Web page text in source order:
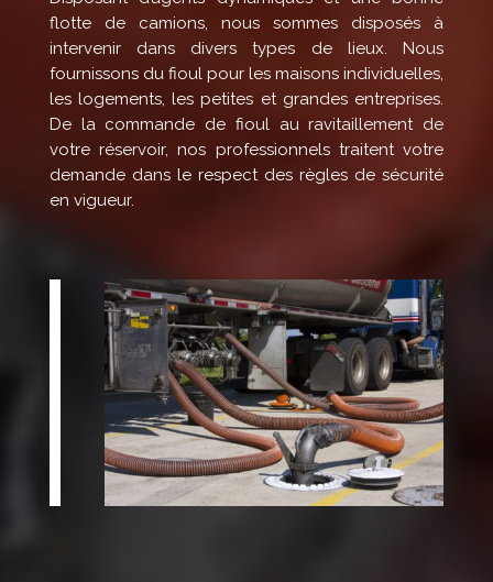
flotte de camions, nous sommes disposés à
intervenir dans divers types de lieux. Nous
fournissons du fioul pour les maisons individuelles,
les logements, les petites et grandes entreprises.
De la commande de fioul au ravitaillement de
votre réservoir, nos professionnels traitent votre
demande dans le respect des règles de sécurité
en vigueur.